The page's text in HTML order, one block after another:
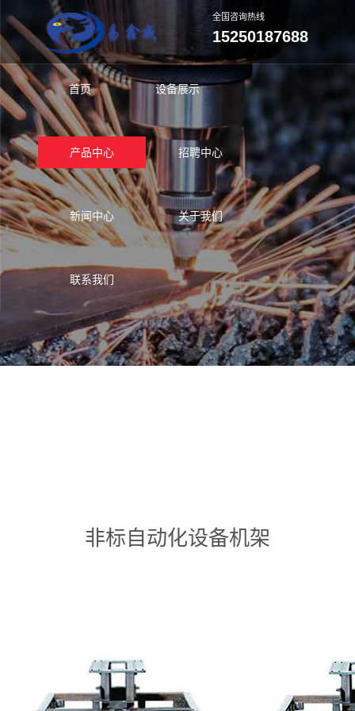
全国咨询热线
15250187688
首页 设备展示
产品中心 招聘中心
新闻中心 关于我们
联系我们
非标自动化设备机架